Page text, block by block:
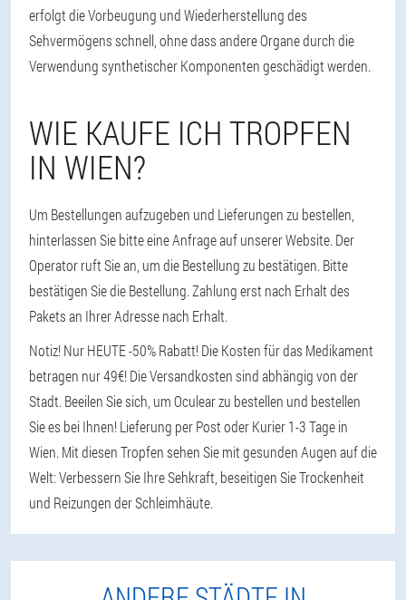
erfolgt die Vorbeugung und Wiederherstellung des
Sehvermögens schnell, ohne dass andere Organe durch die
Verwendung synthetischer Komponenten geschädigt werden.
WIE KAUFE ICH TROPFEN
IN WIEN?
Um Bestellungen aufzugeben und Lieferungen zu bestellen,
hinterlassen Sie bitte eine Anfrage auf unserer Website. Der
Operator ruft Sie an, um die Bestellung zu bestätigen. Bitte
bestätigen Sie die Bestellung. Zahlung erst nach Erhalt des
Pakets an Ihrer Adresse nach Erhalt.
Notiz! Nur HEUTE -50% Rabatt! Die Kosten für das Medikament
betragen nur 49€! Die Versandkosten sind abhängig von der
Stadt. Beeilen Sie sich, um Oculear zu bestellen und bestellen
Sie es bei Ihnen! Lieferung per Post oder Kurier 1-3 Tage in
Wien. Mit diesen Tropfen sehen Sie mit gesunden Augen auf die
Welt: Verbessern Sie Ihre Sehkraft, beseitigen Sie Trockenheit
und Reizungen der Schleimhäute.